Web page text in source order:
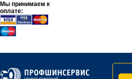
Мы принимаем к
оплате: